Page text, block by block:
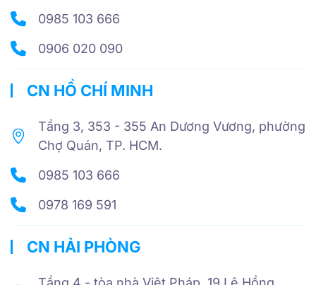
0985 103 666
0906 020 090
CN HỒ CHÍ MINH
Tầng 3, 353 - 355 An Dương Vương, phường
Chợ Quán, TP. HCM.
0985 103 666
0978 169 591
CN HẢI PHÒNG